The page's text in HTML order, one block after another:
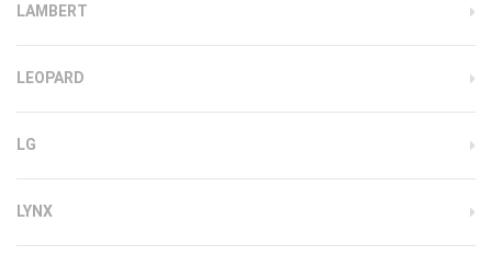
LAMBERT
LEOPARD
LG
LYNX